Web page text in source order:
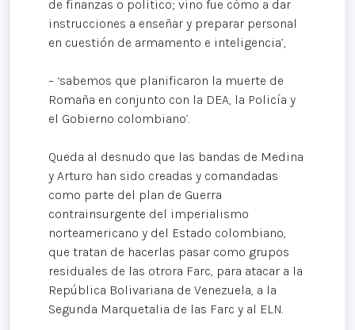
de finanzas o político; vino fue cómo a dar
instrucciones a enseñar y preparar personal
en cuestión de armamento e inteligencia’,
– ‘sabemos que planificaron la muerte de
Romaña en conjunto con la DEA, la Policía y
el Gobierno colombiano’.
Queda al desnudo que las bandas de Medina
y Arturo han sido creadas y comandadas
como parte del plan de Guerra
contrainsurgente del imperialismo
norteamericano y del Estado colombiano,
que tratan de hacerlas pasar como grupos
residuales de las otrora Farc, para atacar a la
República Bolivariana de Venezuela, a la
Segunda Marquetalia de las Farc y al ELN.